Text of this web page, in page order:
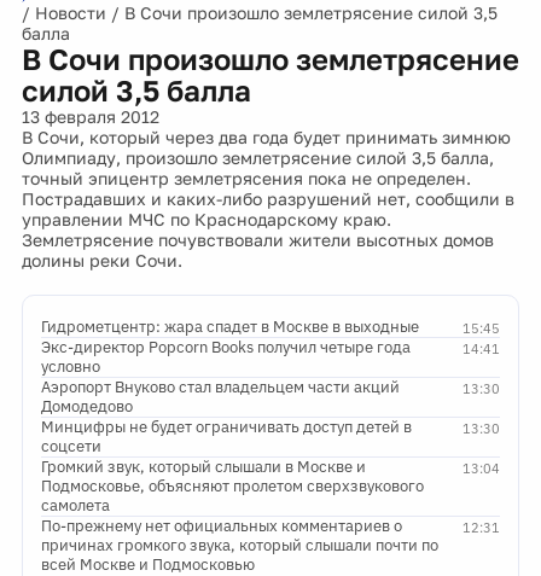
/ Новости / В Сочи произошло землетрясение силой 3,5
балла
В Сочи произошло землетрясение
силой 3,5 балла
13 февраля 2012
В Сочи, который через два года будет принимать зимнюю
Олимпиаду, произошло землетрясение силой 3,5 балла,
точный эпицентр землетрясения пока не определен.
Пострадавших и каких-либо разрушений нет, сообщили в
управлении МЧС по Краснодарскому краю.
Землетрясение почувствовали жители высотных домов
долины реки Сочи.
15:45
Гидрометцентр: жара спадет в Москве в выходные
14:41
Экс-директор Popcorn Books получил четыре года
условно
13:30
Аэропорт Внуково стал владельцем части акций
Домодедово
13:30
Минцифры не будет ограничивать доступ детей в
соцсети
13:04
Громкий звук, который слышали в Москве и
Подмосковье, объясняют пролетом сверхзвукового
самолета
12:31
По-прежнему нет официальных комментариев о
причинах громкого звука, который слышали почти по
всей Москве и Подмосковью